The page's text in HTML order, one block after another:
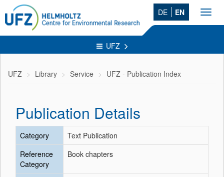
DE EN
UFZ
UFZ Library Service UFZ - Publication Index
Publication Details
Category
Text Publication
Reference
Category
Book chapters